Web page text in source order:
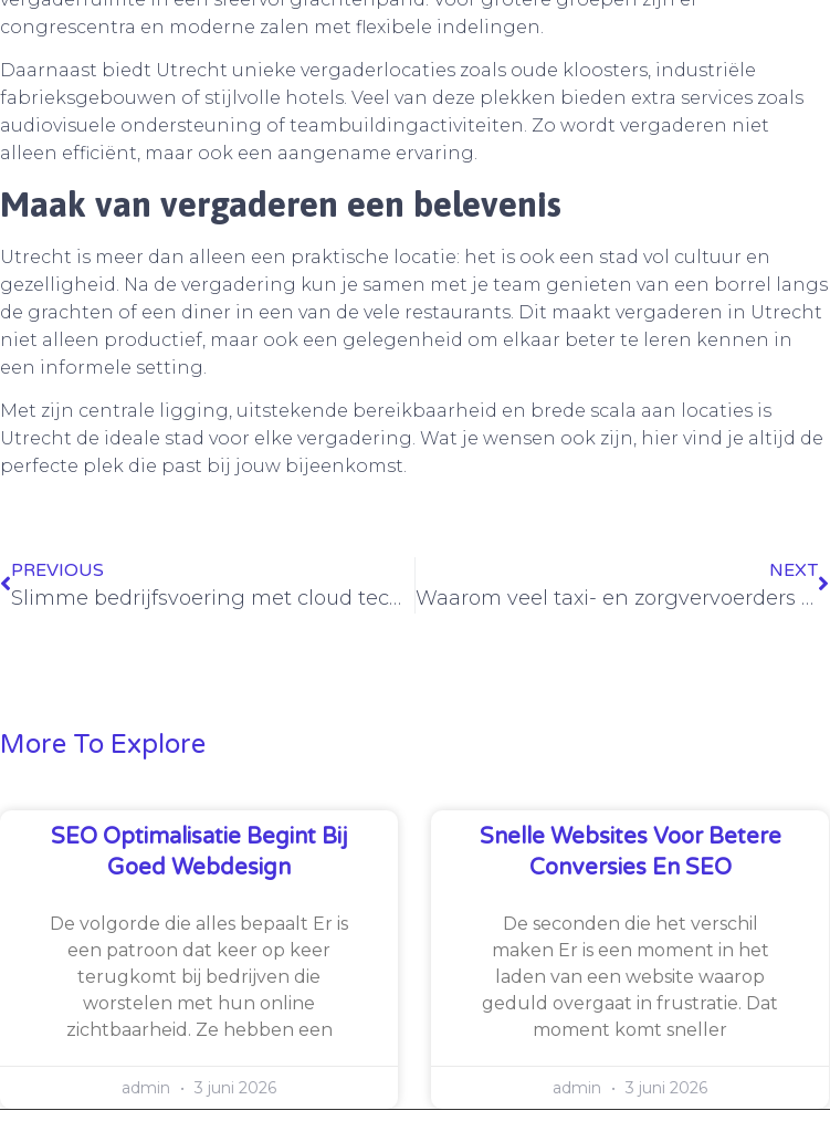
congrescentra en moderne zalen met flexibele indelingen.
Daarnaast biedt Utrecht unieke vergaderlocaties zoals oude kloosters, industriële
fabrieksgebouwen of stijlvolle hotels. Veel van deze plekken bieden extra services zoals
audiovisuele ondersteuning of teambuildingactiviteiten. Zo wordt vergaderen niet
alleen efficiënt, maar ook een aangename ervaring.
Maak van vergaderen een belevenis
Utrecht is meer dan alleen een praktische locatie: het is ook een stad vol cultuur en
gezelligheid. Na de vergadering kun je samen met je team genieten van een borrel langs
de grachten of een diner in een van de vele restaurants. Dit maakt vergaderen in Utrecht
niet alleen productief, maar ook een gelegenheid om elkaar beter te leren kennen in
een informele setting.
Met zijn centrale ligging, uitstekende bereikbaarheid en brede scala aan locaties is
Utrecht de ideale stad voor elke vergadering. Wat je wensen ook zijn, hier vind je altijd de
perfecte plek die past bij jouw bijeenkomst.
PREVIOUS
Slimme bedrijfsvoering met cloud technologie en workspace migratie
NEXT
Waarom veel taxi- en zorgvervoerders kiezen voor een Mercedes-Benz rolstoelbus
More To Explore
SEO Optimalisatie Begint Bij
Goed Webdesign
De volgorde die alles bepaalt Er is
een patroon dat keer op keer
terugkomt bij bedrijven die
worstelen met hun online
zichtbaarheid. Ze hebben een
admin 3 juni 2026
Snelle Websites Voor Betere
Conversies En SEO
De seconden die het verschil
maken Er is een moment in het
laden van een website waarop
geduld overgaat in frustratie. Dat
moment komt sneller
admin 3 juni 2026